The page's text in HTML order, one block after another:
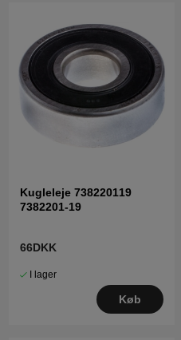
Kugleleje 738220119
7382201-19
66DKK
I lager
Køb